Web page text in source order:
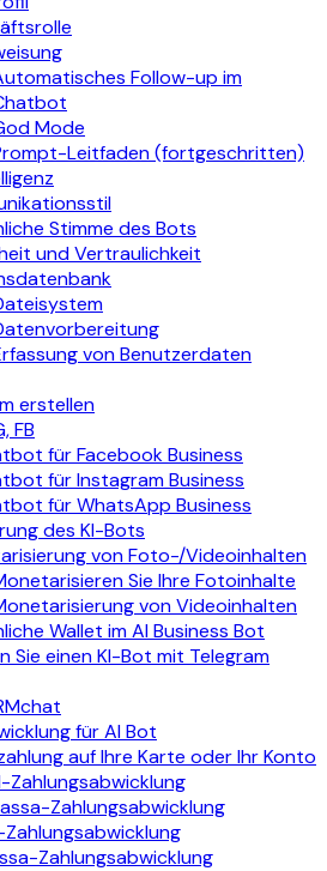
Follow-up im
Mode
Leitfaden (fortgeschritten)
Stimme des Bots
und Vertraulichkeit
von Benutzerdaten
erstellen
FB
für Facebook Business
für Instagram Business
für WhatsApp Business
des KI-Bots
von Foto-/Videoinhalten
Sie Ihre Fotoinhalte
von Videoinhalten
Wallet im AI Business Bot
Sie einen KI-Bot mit Telegram
für AI Bot
auf Ihre Karte oder Ihr Konto
Zahlungsabwicklung
Zahlungsabwicklung
Zahlungsabwicklung